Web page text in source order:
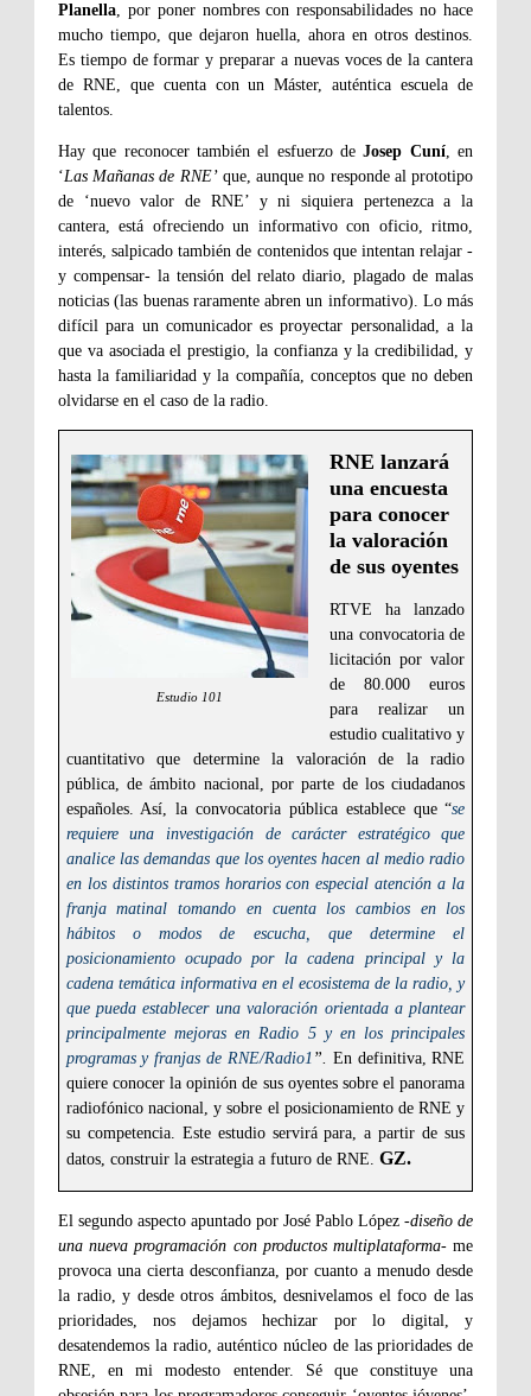
Planella, por poner nombres con responsabilidades no hace
mucho tiempo, que dejaron huella, ahora en otros destinos.
Es tiempo de formar y preparar a nuevas voces de la cantera
de RNE, que cuenta con un Máster, auténtica escuela de
talentos.
Hay que reconocer también el esfuerzo deJosep Cuní, en
‘Las Mañanas de RNE’que, aunque no responde al prototipo
de ‘nuevo valor de RNE’ y ni siquiera pertenezca a la
cantera, está ofreciendo un informativo con oficio, ritmo,
interés, salpicado también de contenidos que intentan relajar -
y compensar- la tensión del relato diario, plagado de malas
noticias (las buenas raramente abren un informativo). Lo más
difícil para un comunicador es proyectar personalidad, a la
que va asociada el prestigio, la confianza y la credibilidad, y
hasta la familiaridad y la compañía, conceptos que no deben
olvidarse en el caso de la radio.
Estudio 101
RNE lanzará
una encuesta
para conocer
la valoración
de sus oyentes
RTVE ha lanzado
una convocatoria de
licitación por valor
de 80.000 euros
para realizar un
estudio cualitativo y
cuantitativo que determine la valoración de la radio
pública, de ámbito nacional, por parte de los ciudadanos
españoles. Así, la convocatoria pública establece que “se
requiere una investigación de carácter estratégico que
analice las demandas que los oyentes hacen al medio radio
en los distintos tramos horarios con especial atención a la
franja matinal tomando en cuenta los cambios en los
hábitos o modos de escucha, que determine el
posicionamiento ocupado por la cadena principal y la
cadena temática informativa en el ecosistema de la radio, y
que pueda establecer una valoración orientada a plantear
principalmente mejoras en Radio 5 y en los principales
programas y franjas de RNE/Radio1 ”. En definitiva, RNE
quiere conocer la opinión de sus oyentes sobre el panorama
radiofónico nacional, y sobre el posicionamiento de RNE y
su competencia. Este estudio servirá para, a partir de sus
datos, construir la estrategia a futuro de RNE. GZ.
El segundo aspecto apuntado por José Pablo López -diseño de
una nueva programación con productos multiplataforma- me
provoca una cierta desconfianza, por cuanto a menudo desde
la radio, y desde otros ámbitos, desnivelamos el foco de las
prioridades, nos dejamos hechizar por lo digital, y
desatendemos la radio, auténtico núcleo de las prioridades de
RNE, en mi modesto entender. Sé que constituye una